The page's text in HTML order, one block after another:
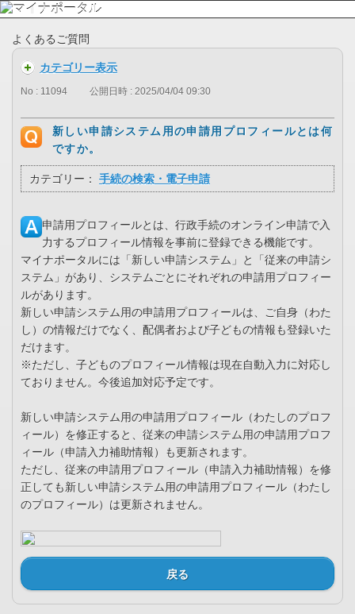
よくあるご質問
カテゴリー表示
No : 11094 公開日時 : 2025/04/04 09:30
新しい申請システム用の申請用プロフィールとは何
ですか。
カテゴリー： 手続の検索・電子申請
申請用プロフィールとは、行政手続のオンライン申請で入
力するプロフィール情報を事前に登録できる機能です。
マイナポータルには「新しい申請システム」と「従来の申請シ
ステム」があり、システムごとにそれぞれの申請用プロフィー
ルがあります。
新しい申請システム用の申請用プロフィールは、ご自身（わた
し）の情報だけでなく、配偶者および子どもの情報も登録いた
だけます。
※ただし、子どものプロフィール情報は現在自動入力に対応し
ておりません。今後追加対応予定です。
新しい申請システム用の申請用プロフィール（わたしのプロフ
ィール）を修正すると、従来の申請システム用の申請用プロフ
ィール（申請入力補助情報）も更新されます。
ただし、従来の申請用プロフィール（申請入力補助情報）を修
正しても新しい申請システム用の申請用プロフィール（わたし
のプロフィール）は更新されません。
戻る